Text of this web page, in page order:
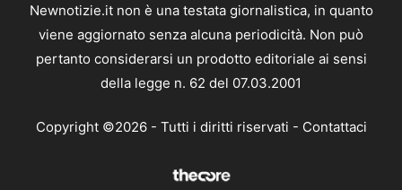
Newnotizie.it non è una testata giornalistica, in quanto
viene aggiornato senza alcuna periodicità. Non può
pertanto considerarsi un prodotto editoriale ai sensi
della legge n. 62 del 07.03.2001
Copyright ©2026 - Tutti i diritti riservati - Contattaci